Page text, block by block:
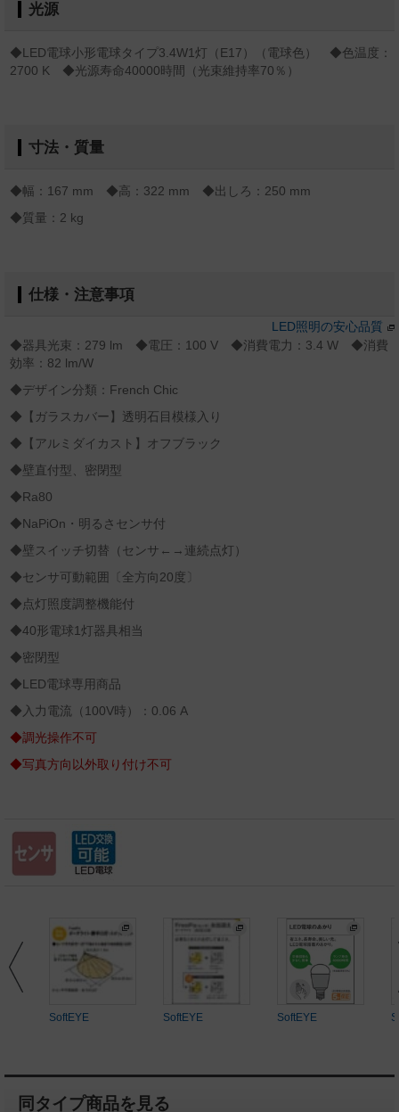
光源
◆LED電球小形電球タイプ3.4W1灯（E17）（電球色） ◆色温度：
2700 K ◆光源寿命40000時間（光束維持率70％）
寸法・質量
◆幅：167 mm ◆高：322 mm ◆出しろ：250 mm
◆質量：2 kg
仕様・注意事項
LED照明の安心品質
◆器具光束：279 lm ◆電圧：100 V ◆消費電力：3.4 W ◆消費
効率：82 lm/W
◆デザイン分類：French Chic
◆【ガラスカバー】透明石目模様入り
◆【アルミダイカスト】オフブラック
◆壁直付型、密閉型
◆Ra80
◆NaPiOn・明るさセンサ付
◆壁スイッチ切替（センサ←→連続点灯）
◆センサ可動範囲〔全方向20度〕
◆点灯照度調整機能付
◆40形電球1灯器具相当
◆密閉型
◆LED電球専用商品
◆入力電流（100V時）：0.06 A
◆調光操作不可
◆写真方向以外取り付け不可
SoftEYE SoftEYE SoftEYE
同タイプ商品を見る